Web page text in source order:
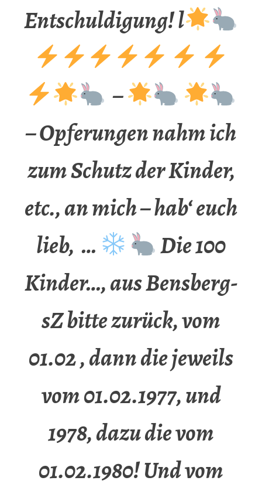
Entschuldigung! l
–
– Opferungen nahm ich
zum Schutz der Kinder,
etc., an mich – hab‘ euch
lieb, …
Die 100
Kinder…, aus Bensberg-
sZ bitte zurück, vom
01.02 , dann die jeweils
vom 01.02.1977, und
1978, dazu die vom
01.02.1980! Und vom